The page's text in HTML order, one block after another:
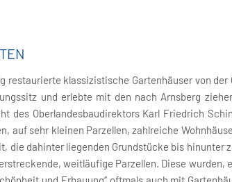
klassizistische Gartenhäuser von
und erlebte mit den nach Arnsberg
des Oberlandesbaudirektors Karl Friedrich
auf sehr kleinen Parzellen, zahlreiche
dahinter liegenden Grundstücke bis hinunter
weitläufige Parzellen. Diese wurden,